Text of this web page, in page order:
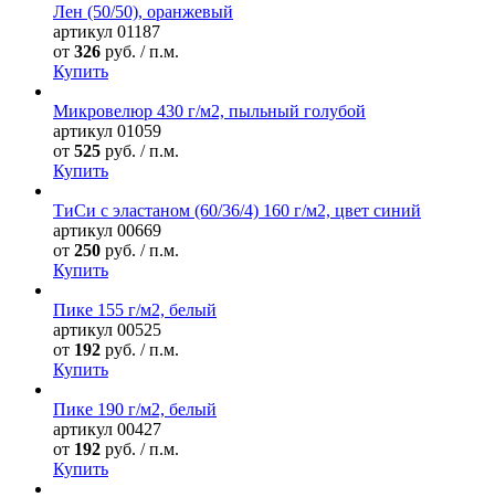
Лен (50/50), оранжевый
артикул 01187
от 326 руб. / п.м.
Купить
Микровелюр 430 г/м2, пыльный голубой
артикул 01059
от 525 руб. / п.м.
Купить
ТиСи с эластаном (60/36/4) 160 г/м2, цвет синий
артикул 00669
от 250 руб. / п.м.
Купить
Пике 155 г/м2, белый
артикул 00525
от 192 руб. / п.м.
Купить
Пике 190 г/м2, белый
артикул 00427
от 192 руб. / п.м.
Купить